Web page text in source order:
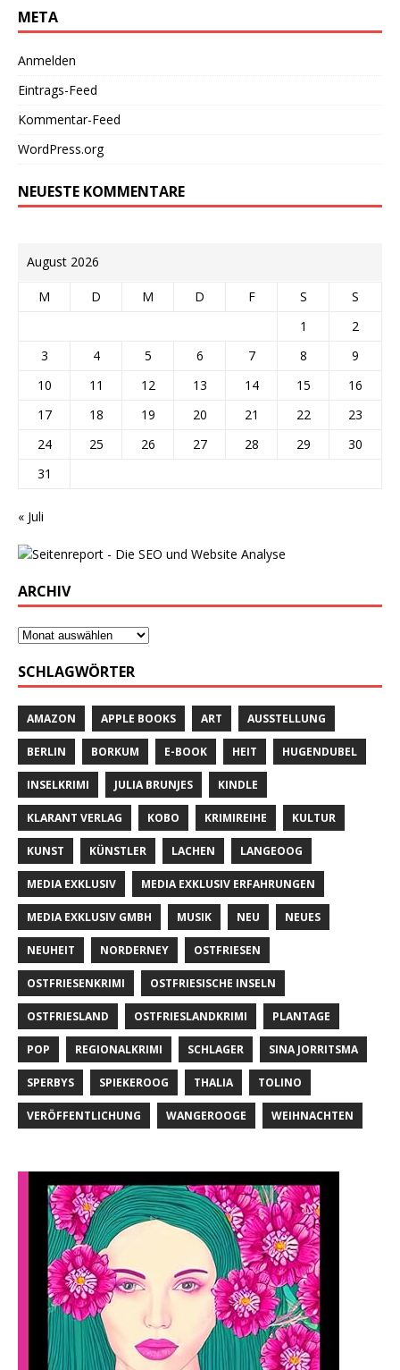
META
Anmelden
Eintrags-Feed
Kommentar-Feed
WordPress.org
NEUESTE KOMMENTARE
August 2026
M D M D F S
S
1
2
3
4 5 6 7 8
9
10
11 12 13 14 15
16
17
18 19 20 21 22
23
24
25 26 27 28 29
30
31
« Juli
ARCHIV
SCHLAGWÖRTER
AMAZON APPLE BOOKS ART AUSSTELLUNG
BERLIN BORKUM E-BOOK HEIT HUGENDUBEL
INSELKRIMI JULIA BRUNJES KINDLE
KLARANT VERLAG KOBO KRIMIREIHE KULTUR
KUNST KÜNSTLER LACHEN LANGEOOG
MEDIA EXKLUSIV MEDIA EXKLUSIV ERFAHRUNGEN
MEDIA EXKLUSIV GMBH MUSIK NEU NEUES
NEUHEIT NORDERNEY OSTFRIESEN
OSTFRIESENKRIMI OSTFRIESISCHE INSELN
OSTFRIESLAND OSTFRIESLANDKRIMI PLANTAGE
POP REGIONALKRIMI SCHLAGER SINA JORRITSMA
SPERBYS SPIEKEROOG THALIA TOLINO
VERÖFFENTLICHUNG WANGEROOGE WEIHNACHTEN